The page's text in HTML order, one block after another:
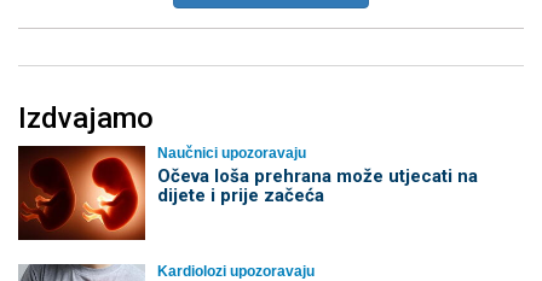
Izdvajamo
Naučnici upozoravaju
Očeva loša prehrana može utjecati na
dijete i prije začeća
Kardiolozi upozoravaju